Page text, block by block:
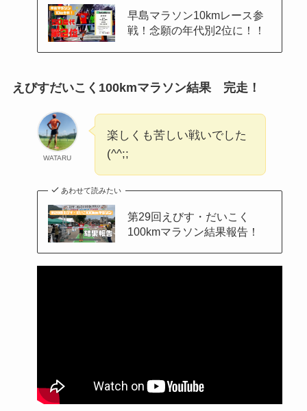
早島マラソン10kmレース参
戦！念願の年代別2位に！！
えびすだいこく100kmマラソン結果 完走！
WATARU
楽しくも苦しい戦いでした
(^^;;
あわせて読みたい
第29回えびす・だいこく
100kmマラソン結果報告！